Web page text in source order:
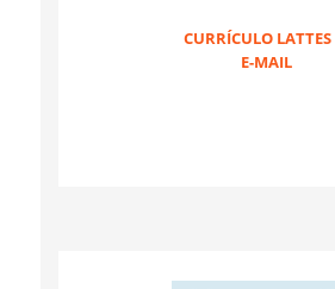
CURRÍCULO LATTES
E-MAIL